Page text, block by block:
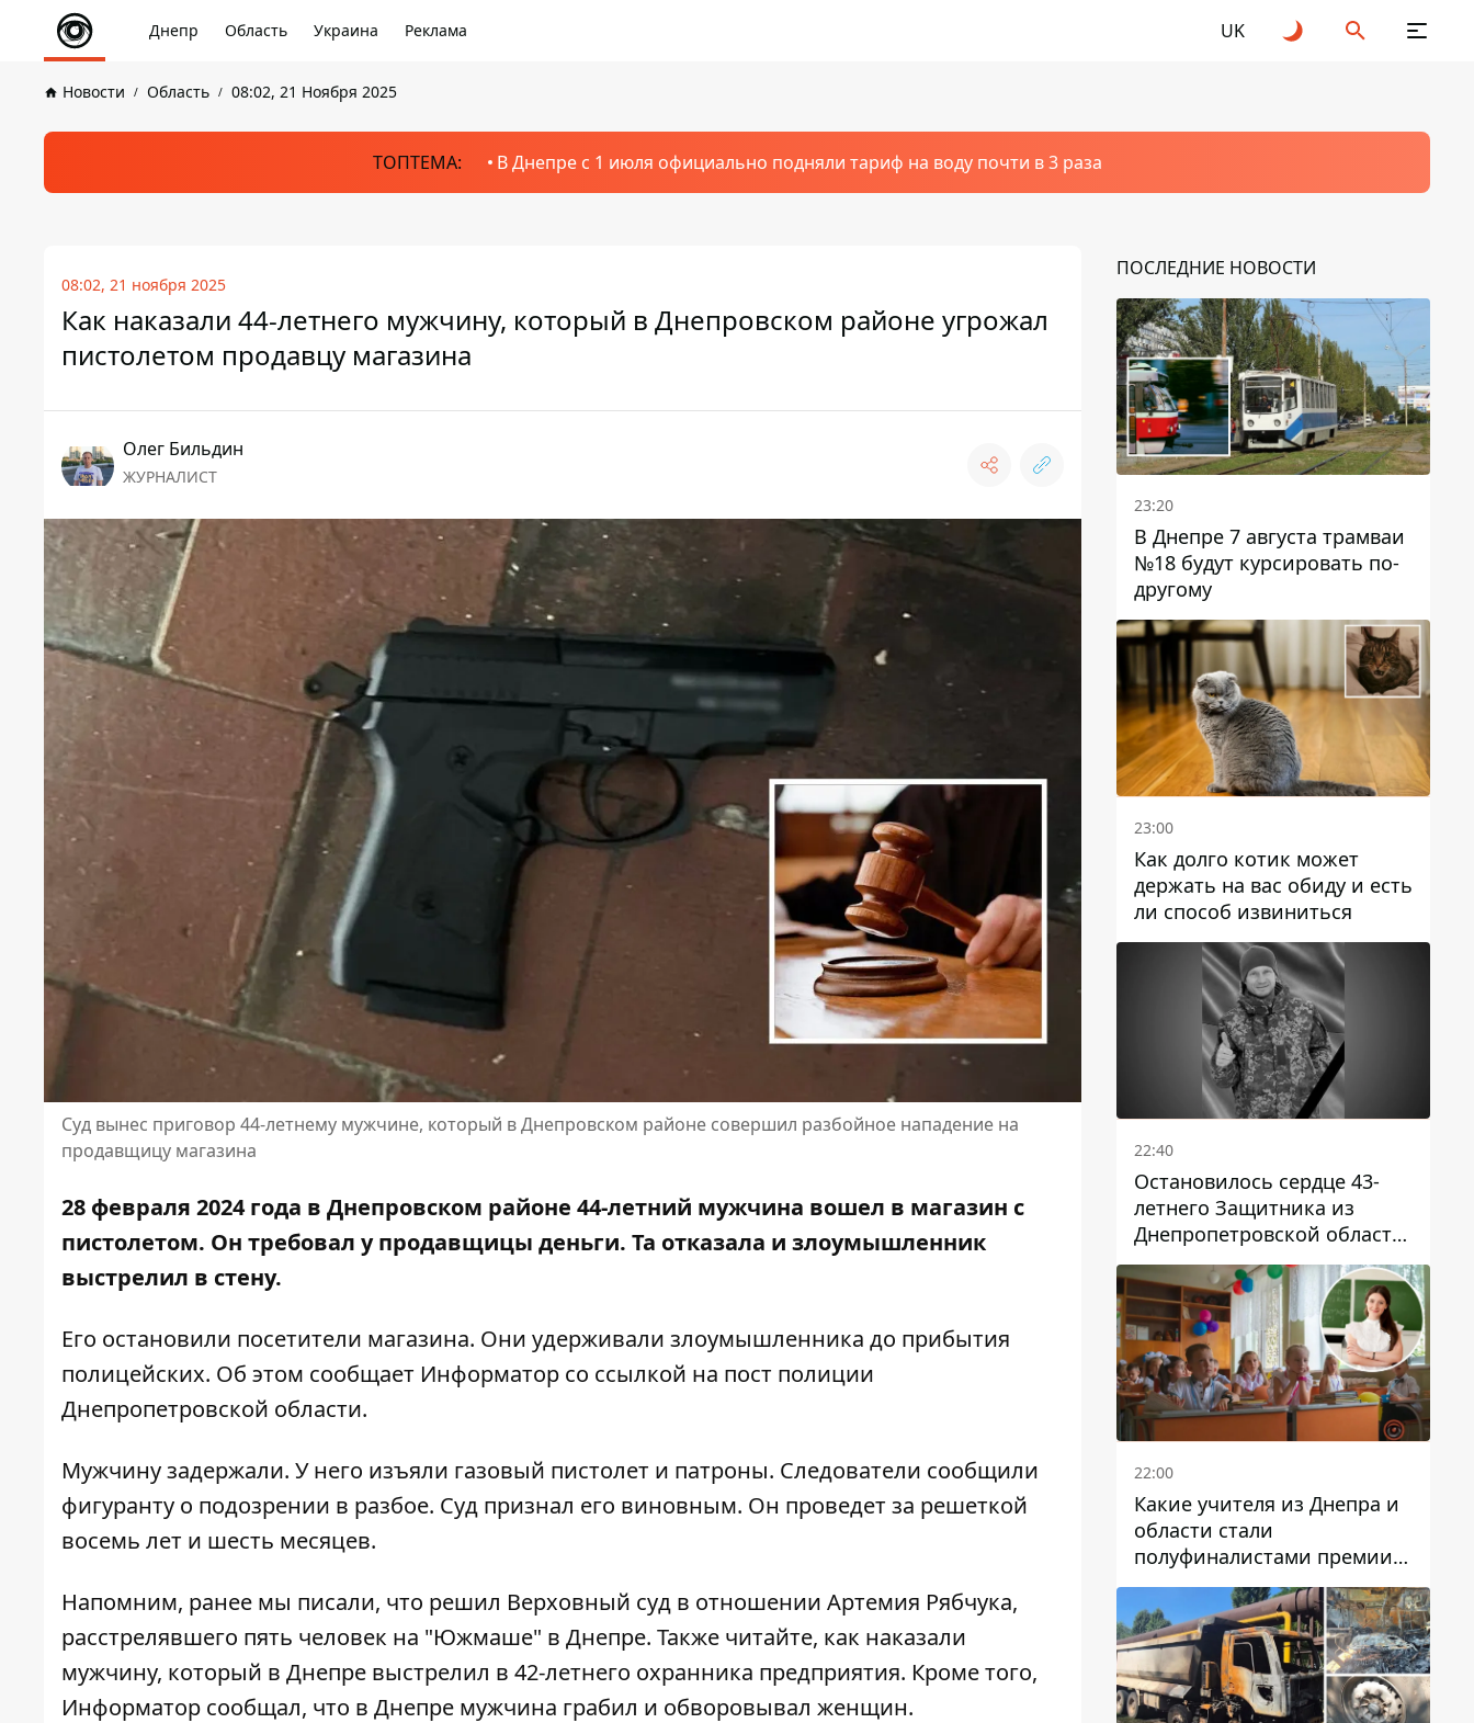
Днепр Область Украина Реклама UK
Новости Область 08:02, 21 Ноября 2025
ТОПТЕМА: В Днепре с 1 июля официально подняли тариф на воду почти в 3 раза
08:02, 21 ноября 2025
Как наказали 44-летнего мужчину, который в Днепровском районе угрожал
пистолетом продавцу магазина
Олег Бильдин
ЖУРНАЛИСТ
Суд вынес приговор 44-летнему мужчине, который в Днепровском районе совершил разбойное нападение на
продавщицу магазина
28 февраля 2024 года в Днепровском районе 44-летний мужчина вошел в магазин с
пистолетом. Он требовал у продавщицы деньги. Та отказала и злоумышленник
выстрелил в стену.
Его остановили посетители магазина. Они удерживали злоумышленника до прибытия
полицейских. Об этом сообщает Информатор со ссылкой на пост полиции
Днепропетровской области.
Мужчину задержали. У него изъяли газовый пистолет и патроны. Следователи сообщили
фигуранту о подозрении в разбое. Суд признал его виновным. Он проведет за решеткой
восемь лет и шесть месяцев.
Напомним, ранее мы писали, что решил Верховный суд в отношении Артемия Рябчука,
расстрелявшего пять человек на "Южмаше" в Днепре. Также читайте, как наказали
мужчину, который в Днепре выстрелил в 42-летнего охранника предприятия. Кроме того,
Информатор сообщал, что в Днепре мужчина грабил и обворовывал женщин.
ПОСЛЕДНИЕ НОВОСТИ
23:20
В Днепре 7 августа трамваи
№18 будут курсировать по-
другому
23:00
Как долго котик может
держать на вас обиду и есть
ли способ извиниться
22:40
Остановилось сердце 43-
летнего Защитника из
Днепропетровской области
Евгения Зинченко
22:00
Какие учителя из Днепра и
области стали
полуфиналистами премии
Global Teacher Prize Ukraine
2026